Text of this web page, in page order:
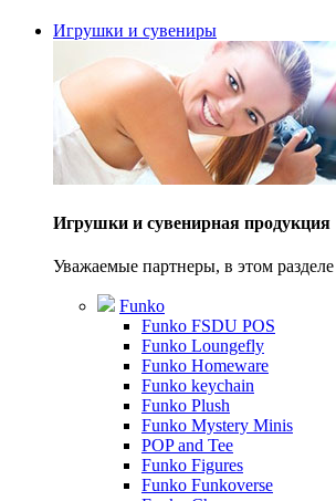
Игрушки и сувениры
Игрушки и сувенирная продукция
Уважаемые партнеры, в этом
Funko
Funko FSDU POS
Funko Loungefly
Funko Homeware
Funko keychain
Funko Plush
Funko Mystery Minis
POP and Tee
Funko Figures
Funko Funkoverse